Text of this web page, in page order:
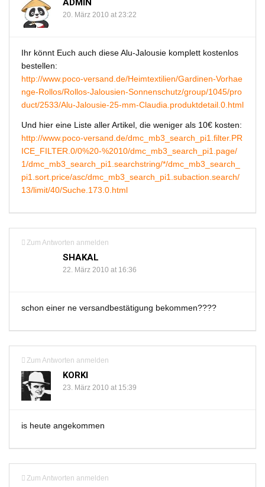
ADMIN
20. März 2010 at 23:22
Ihr könnt Euch auch diese Alu-Jalousie komplett kostenlos
bestellen:
http://www.poco-versand.de/Heimtextilien/Gardinen-Vorhae
nge-Rollos/Rollos-Jalousien-Sonnenschutz/group/1045/pro
duct/2533/Alu-Jalousie-25-mm-Claudia.produktdetail.0.html
Und hier eine Liste aller Artikel, die weniger als 10€ kosten:
http://www.poco-versand.de/dmc_mb3_search_pi1.filter.PR
ICE_FILTER.0/0%20-%2010/dmc_mb3_search_pi1.page/
1/dmc_mb3_search_pi1.searchstring/*/dmc_mb3_search_
pi1.sort.price/asc/dmc_mb3_search_pi1.subaction.search/
13/limit/40/Suche.173.0.html
Zum Antworten anmelden
SHAKAL
22. März 2010 at 16:36
schon einer ne versandbestätigung bekommen????
Zum Antworten anmelden
KORKI
23. März 2010 at 15:39
is heute angekommen
Zum Antworten anmelden